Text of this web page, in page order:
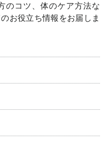
のコツ、体のケア方法な
お役立ち情報をお届しま